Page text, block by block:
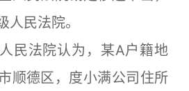
人民法院。
法院认为，某A户籍地
顺德区，度小满公司住所